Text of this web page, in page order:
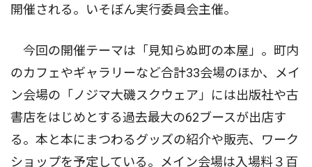
開催される。いそぼん実行委員会主催。
今回の開催テーマは「見知らぬ町の本屋」。町内
のカフェやギャラリーなど合計33会場のほか、メイ
ン会場の「ノジマ大磯スクウェア」には出版社や古
書店をはじめとする過去最大の62ブースが出店す
る。本と本にまつわるグッズの紹介や販売、ワーク
ショップを予定している。メイン会場は入場料３百